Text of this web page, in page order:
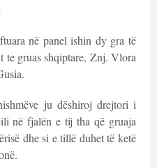
në panel ishin dy gra të
te gruas shqiptare, Znj. Vlora
ju dëshiroj drejtori i
në fjalën e tij tha që gruaja
dhe si e tillë duhet të ketë